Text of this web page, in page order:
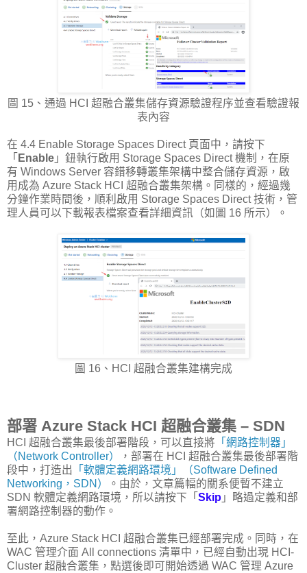
圖 15、通過 HCI 超融合叢集儲存資源驗證程序並查看驗證報
表內容
在 4.4 Enable Storage Spaces Direct 頁面中，請按下
「 Enable 」鈕執行啟用 Storage Spaces Direct 機制，在原
有 Windows Server 容錯移轉叢集架構中整合儲存資源，啟
用成為 Azure Stack HCI 超融合叢集架構。同樣的，經過幾
分鐘作業時間後，順利啟用 Storage Spaces Direct 技術，管
理人員可以下載報表檔案查看詳細資訊（如圖 16 所示）。
圖 16、HCI 超融合叢集建構完成
部署 Azure Stack HCI 超融合叢集 – SDN
HCI 超融合叢集最後部署階段，可以直接將 「網路控制器」
（Network Controller）
，部署在 HCI 超融合叢集最後部署階
段中，打造出 「軟體定義網路環境」（Software Defined
Networking，SDN）
。由於，文章篇幅的關系便暫不建立
SDN 軟體定義網路環境，所以請按下「 Skip 」略過定義和部
署網路控制器的動作。
至此，Azure Stack HCI 超融合叢集已經部署完成。同時，在
WAC 管理介面 All connections 清單中，已經自動出現 HCI-
Cluster 超融合叢集，點選後即可開始透過 WAC 管理 Azure